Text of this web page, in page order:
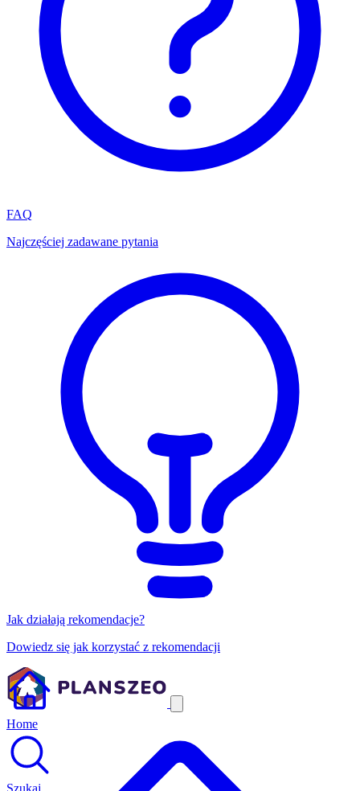
FAQ
Najczęściej zadawane pytania
Jak działają rekomendacje?
Dowiedz się jak korzystać z rekomendacji
Home
Szukaj